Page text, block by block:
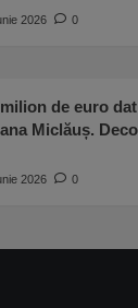
2026 0
de euro
Miclăuș.
2026 0